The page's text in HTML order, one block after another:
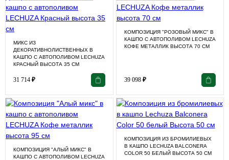
МИКС ИЗ
ДЕКОРАТИВНОЛИСТВЕННЫХ В
КАШПО С АВТОПОЛИВОМ LECHUZA
КРАСНЫЙ ВЫСОТА 35 СМ
31 714 ₽
КОМПОЗИЦИЯ "РОЗОВЫЙ МИКС" В
КАШПО С АВТОПОЛИВОМ LECHUZA
КОФЕ МЕТАЛЛИК ВЫСОТА 70 СМ
39 098 ₽
КОМПОЗИЦИЯ "АЛЫЙ МИКС" В
КАШПО С АВТОПОЛИВОМ LECHUZA
КОМПОЗИЦИЯ ИЗ БРОМИЛИЕВЫХ
В КАШПО LECHUZA BALCONERA
COLOR 50 БЕЛЫЙ ВЫСОТА 50 СМ